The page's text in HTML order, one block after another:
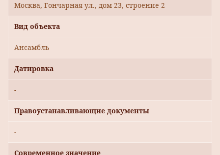
Москва, Гончарная ул., дом 23, строение 2
Вид объекта
Ансамбль
Датировка
-
Правоустанавливающие документы
-
Современное значение